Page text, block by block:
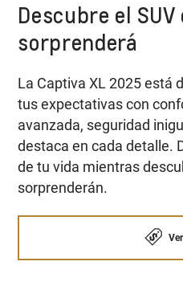
Descubre el
sorprenderá
La Captiva XL 2025 está
tus expectativas con
avanzada, seguridad
destaca en cada detalle.
de tu vida mientras
sorprenderán.